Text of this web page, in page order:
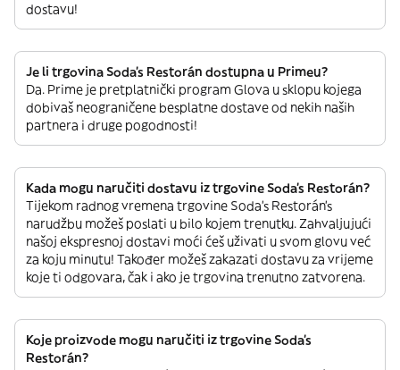
dostavu!
Je li trgovina Soda's Restorán dostupna u Primeu?
Da. Prime je pretplatnički program Glova u sklopu kojega
dobivaš neograničene besplatne dostave od nekih naših
partnera i druge pogodnosti!
Kada mogu naručiti dostavu iz trgovine Soda's Restorán?
Tijekom radnog vremena trgovine Soda's Restorán’s
narudžbu možeš poslati u bilo kojem trenutku. Zahvaljujući
našoj ekspresnoj dostavi moći ćeš uživati u svom glovu već
za koju minutu! Također možeš zakazati dostavu za vrijeme
koje ti odgovara, čak i ako je trgovina trenutno zatvorena.
Koje proizvode mogu naručiti iz trgovine Soda's
Restorán?